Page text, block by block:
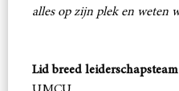
alles op zijn plek en weten
Lid breed leiderschapsteam